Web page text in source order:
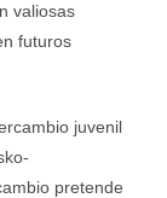
valiosas
futuros
juvenil
pretende